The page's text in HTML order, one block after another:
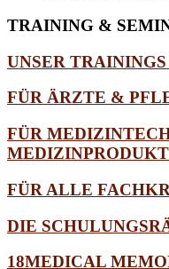
TRAINING &
UNSER
FÜR ÄRZTE &
FÜR
FÜR ALLE
DIE
18MEDICAL